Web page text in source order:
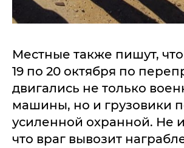
Местные также пишут,
19 по 20 октября по
двигались не только
машины, но и грузовики
усиленной охранной. Не
что враг вывозит